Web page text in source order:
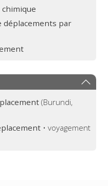
déplacements par
(Burundi,
• voyagement